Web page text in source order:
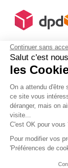
Continuer sans
Salut c'est
les
On a attendu d'être
ce site vous
déranger, mais on
visite...
C'est OK pour vous
Pour modifier vos
'Préférences de